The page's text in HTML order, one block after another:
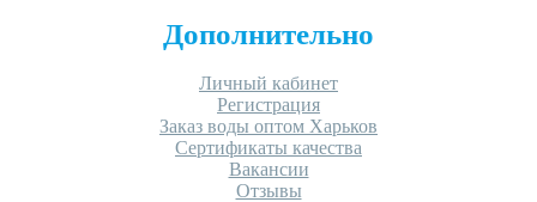
Дополнительно
Личный кабинет
Регистрация
Заказ воды оптом Харьков
Сертификаты качества
Вакансии
Отзывы